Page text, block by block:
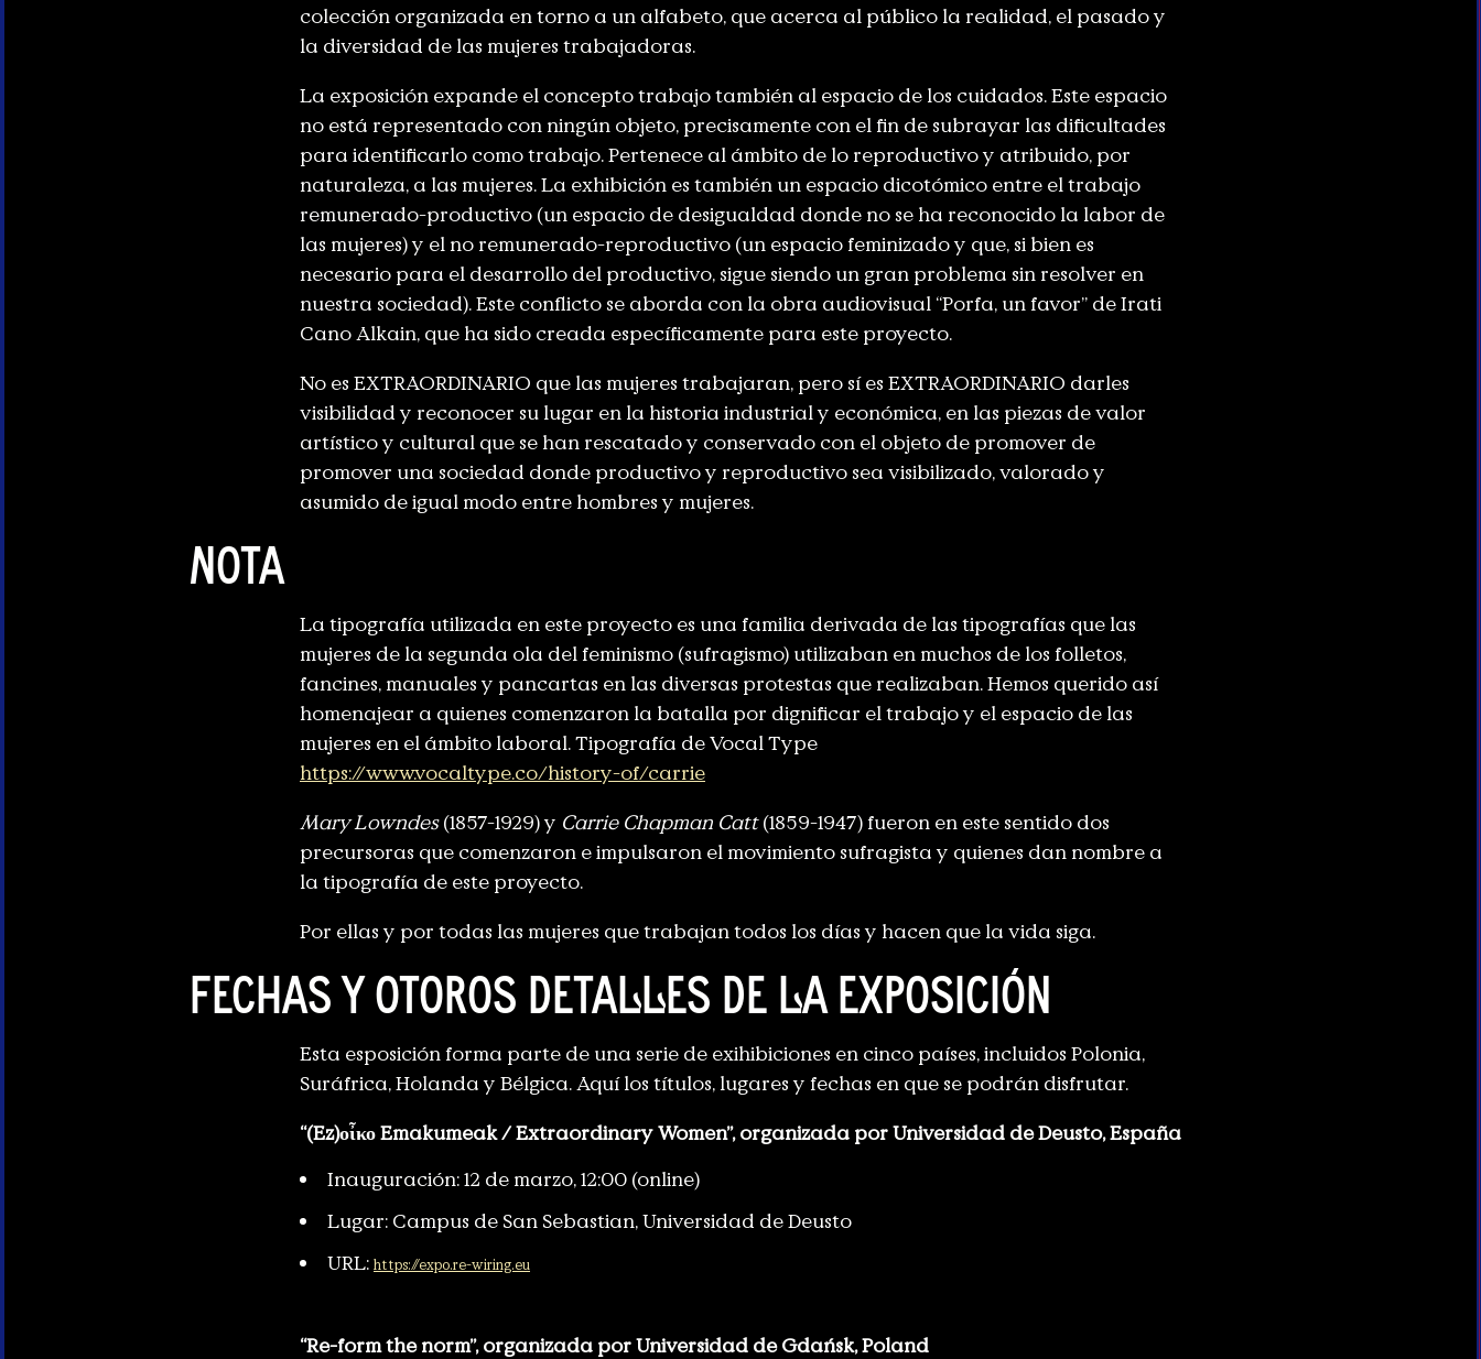
colección organizada en torno a un alfabeto, que acerca al público la realidad, el pasado y
la diversidad de las mujeres trabajadoras.
La exposición expande el concepto trabajo también al espacio de los cuidados. Este espacio
no está representado con ningún objeto, precisamente con el fin de subrayar las dificultades
para identificarlo como trabajo. Pertenece al ámbito de lo reproductivo y atribuido, por
naturaleza, a las mujeres. La exhibición es también un espacio dicotómico entre el trabajo
remunerado-productivo (un espacio de desigualdad donde no se ha reconocido la labor de
las mujeres) y el no remunerado-reproductivo (un espacio feminizado y que, si bien es
necesario para el desarrollo del productivo, sigue siendo un gran problema sin resolver en
nuestra sociedad). Este conflicto se aborda con la obra audiovisual “Porfa, un favor” de Irati
Cano Alkain, que ha sido creada específicamente para este proyecto.
No es EXTRAORDINARIO que las mujeres trabajaran, pero sí es EXTRAORDINARIO darles
visibilidad y reconocer su lugar en la historia industrial y económica, en las piezas de valor
artístico y cultural que se han rescatado y conservado con el objeto de promover de
promover una sociedad donde productivo y reproductivo sea visibilizado, valorado y
asumido de igual modo entre hombres y mujeres.
Nota
La tipografía utilizada en este proyecto es una familia derivada de las tipografías que las
mujeres de la segunda ola del feminismo (sufragismo) utilizaban en muchos de los folletos,
fancines, manuales y pancartas en las diversas protestas que realizaban. Hemos querido así
homenajear a quienes comenzaron la batalla por dignificar el trabajo y el espacio de las
mujeres en el ámbito laboral. Tipografía de Vocal Type
https://www.vocaltype.co/history-of/carrie
Mary Lowndes(1857-1929) y Carrie Chapman Catt(1859-1947) fueron en este sentido dos
precursoras que comenzaron e impulsaron el movimiento sufragista y quienes dan nombre a
la tipografía de este proyecto.
Por ellas y por todas las mujeres que trabajan todos los días y hacen que la vida siga.
Fechas y otoros detalles de la exposición
Esta esposición forma parte de una serie de exihibiciones en cinco países, incluidos Polonia,
Suráfrica, Holanda y Bélgica. Aquí los títulos, lugares y fechas en que se podrán disfrutar.
“(Ez)οἶκο Emakumeak / Extraordinary Women”, organizada por Universidad de Deusto, España
Inauguración: 12 de marzo, 12:00 (online)
Lugar: Campus de San Sebastian, Universidad de Deusto
URL: https://expo.re-wiring.eu
“Re-form the norm”, organizada por Universidad de Gdańsk, Poland